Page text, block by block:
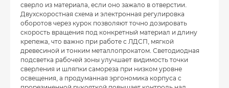
сверло из материала, если оно зажало в отверстии.
Двухскоростная схема и электронная регулировка
оборотов через курок позволяют точно дозировать
скорость вращения под конкретный материал и длину
крепежа, что важно при работе с ЛДСП, мягкой
древесиной и тонким металлопрокатом. Светодиодная
подсветка рабочей зоны улучшает видимость точки
сверления и шляпки самореза при низком уровне
освещения, а продуманная эргономика корпуса с